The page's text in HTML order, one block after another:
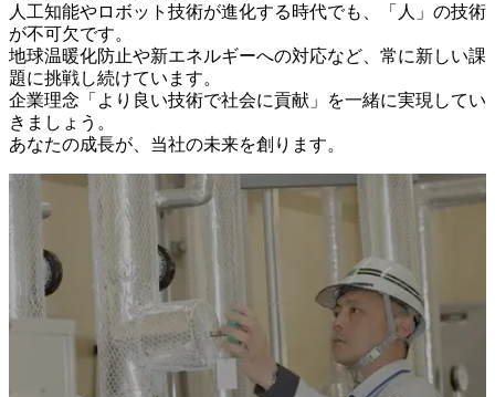
人工知能やロボット技術が進化する時代でも、「人」の技術
が不可欠です。
地球温暖化防止や新エネルギーへの対応など、常に新しい課
題に挑戦し続けています。
企業理念「より良い技術で社会に貢献」を一緒に実現してい
きましょう。
あなたの成長が、当社の未来を創ります。